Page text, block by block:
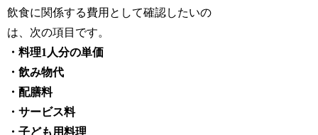
飲食に関係する費用として確認したいの
は、次の項目です。
・料理1人分の単価
・飲み物代
・配膳料
・サービス料
・子ども用料理